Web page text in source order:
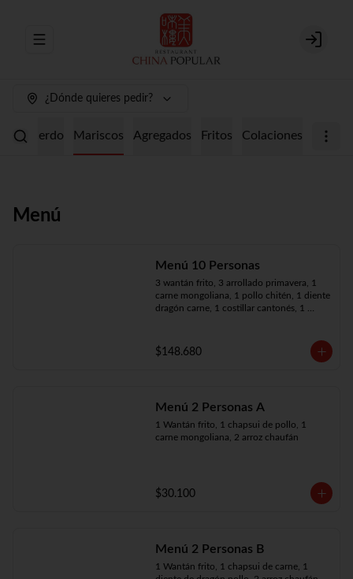
Abrir menu de navegación Login
¿Dónde quieres pedir?
Cerdo Mariscos Agregados Fritos Colaciones
Menú
Menú 10 Personas
3 wantán frito, 3 arrollado primavera, 1
carne mongoliana, 1 pollo chitén, 1 diente
dragón carne, 1 costillar cantonés, 1
10 arroz chaufán
$148.680
Menú 2 Personas A
1 Wantán frito, 1 chapsui de pollo, 1
carne mongoliana, 2 arroz chaufán
$30.100
Menú 2 Personas B
1 Wantán frito, 1 chapsui de carne, 1